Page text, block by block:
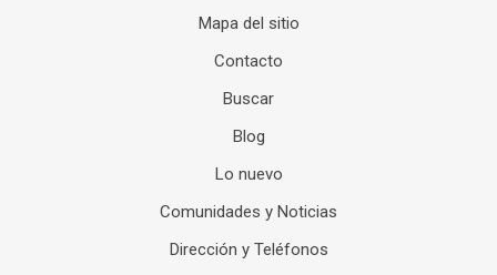
Mapa del sitio
Contacto
Buscar
Blog
Lo nuevo
Comunidades y Noticias
Dirección y Teléfonos